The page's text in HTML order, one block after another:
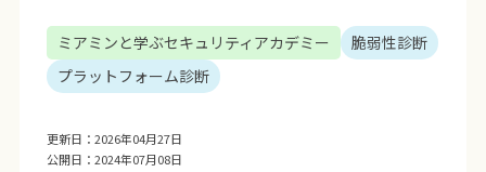
ミアミンと学ぶセキュリティアカデミー
脆弱性診断
プラットフォーム診断
更新日：2026年04月27日
公開日：2024年07月08日